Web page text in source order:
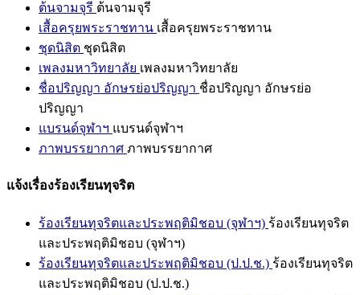
ต้นจามจุรี ต้นจามจุรี
เสื้อครุยพระราชทาน เสื้อครุยพระราชทาน
ชุดนิสิต ชุดนิสิต
เพลงมหาวิทยาลัย เพลงมหาวิทยาลัย
ชื่อปริญญา อักษรย่อปริญญา ชื่อปริญญา อักษรย่อ
ปริญญา
แบรนด์จุฬาฯ แบรนด์จุฬาฯ
ภาพบรรยากาศ ภาพบรรยากาศ
แจ้งเรื่องร้องเรียนทุจริต
ร้องเรียนทุจริตและประพฤติมิชอบ (จุฬาฯ) ร้องเรียนทุจริต
และประพฤติมิชอบ (จุฬาฯ)
ร้องเรียนทุจริตและประพฤติมิชอบ (ป.ป.ช.) ร้องเรียนทุจริต
และประพฤติมิชอบ (ป.ป.ช.)